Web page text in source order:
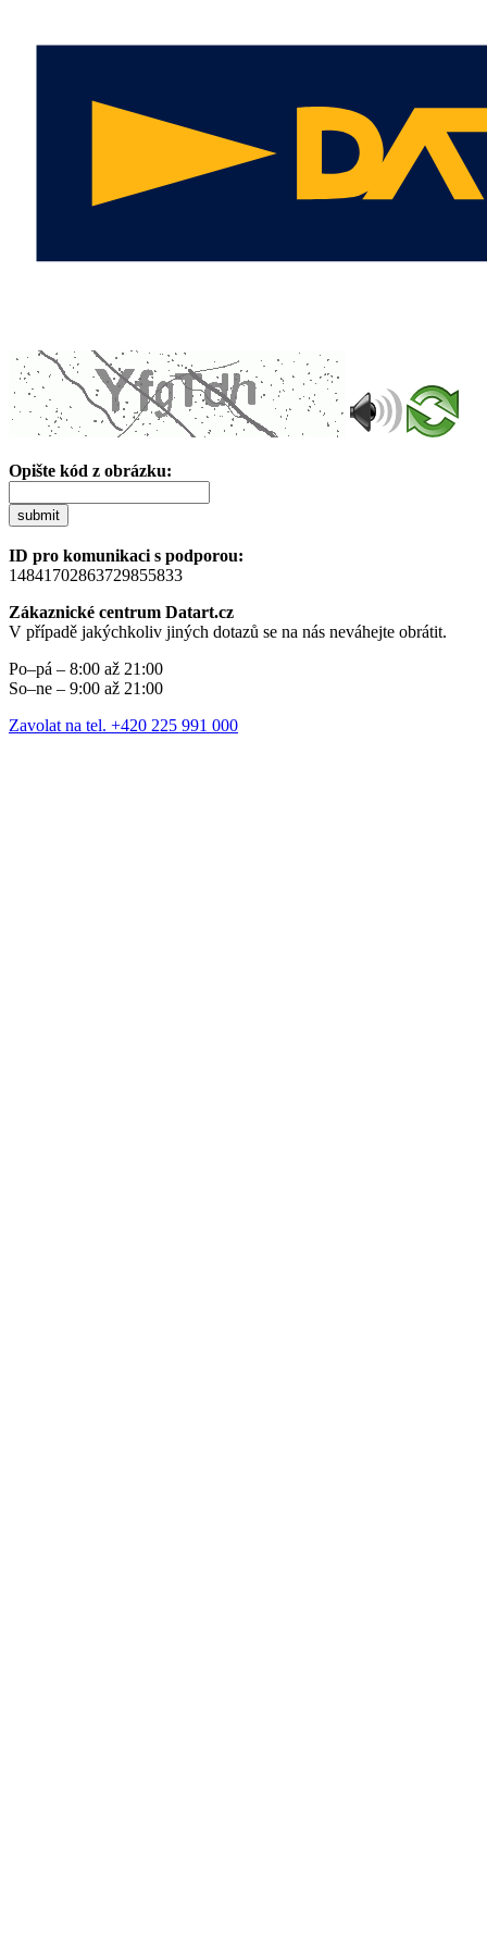
Opište kód z obrázku:
submit
ID pro komunikaci s podporou:
14841702863729855833
Zákaznické centrum Datart.cz
V případě jakýchkoliv jiných dotazů se na nás neváhejte obrátit.
Po–pá – 8:00 až 21:00
So–ne – 9:00 až 21:00
Zavolat na tel. +420 225 991 000